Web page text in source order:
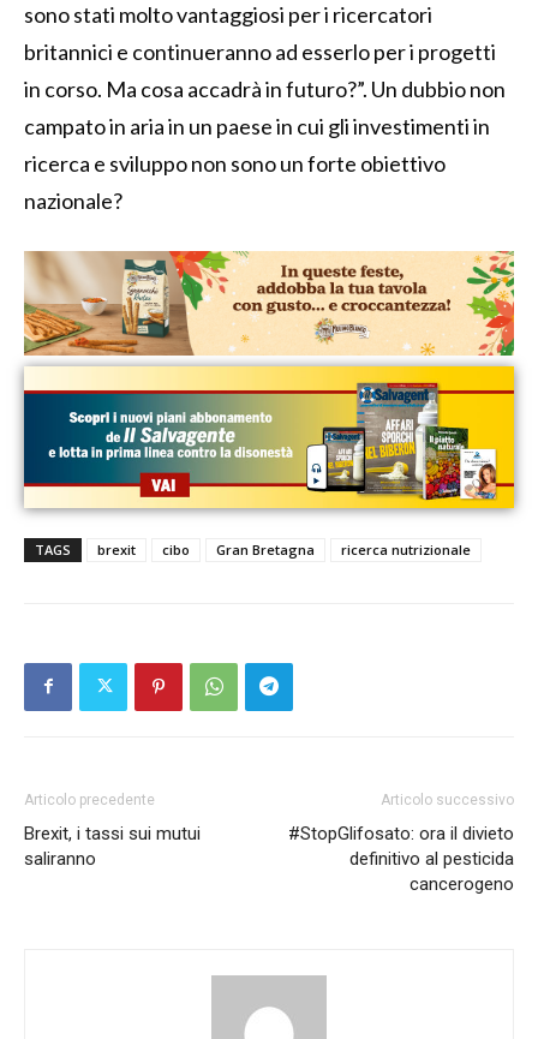
sono stati molto vantaggiosi per i ricercatori
britannici e continueranno ad esserlo per i progetti
in corso. Ma cosa accadrà in futuro?”. Un dubbio non
campato in aria in un paese in cui gli investimenti in
ricerca e sviluppo non sono un forte obiettivo
nazionale?
TAGS brexit cibo Gran Bretagna ricerca nutrizionale
Articolo precedente
Brexit, i tassi sui mutui
saliranno
Articolo successivo
#StopGlifosato: ora il divieto
definitivo al pesticida
cancerogeno